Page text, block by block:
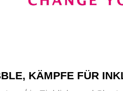
KÄMPFE FÜR